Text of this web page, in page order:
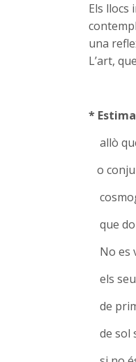
Els llocs
una
L’art,
*
allò
o
que
No es
els
de
de sol